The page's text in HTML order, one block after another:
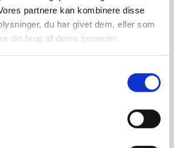
partnere kan kombinere disse
du har givet dem, eller som
din brug af deres tjenester.